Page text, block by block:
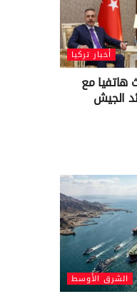
أخبار تركيا
هاتفيا مع
الجيش
الشرق الأوسط